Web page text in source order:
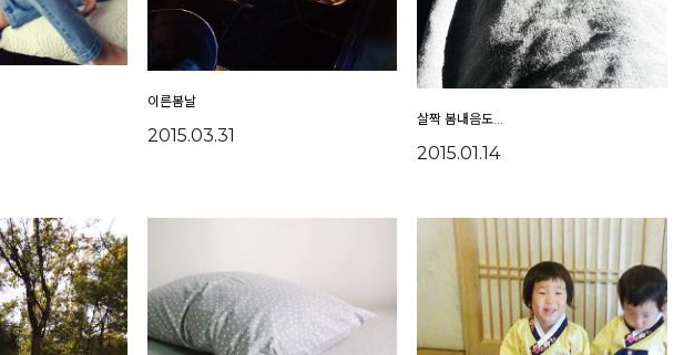
이른봄날
2015.03.31
살짝 봄내음도...
2015.01.14